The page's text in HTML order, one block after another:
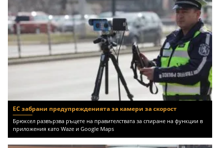
ЕС забрани предупрежденията за камери за скорост
Брюксел развързва ръцете на правителствата за спиране на функции в
приложения като Waze и Google Maps